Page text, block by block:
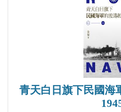
第四章 第二期生獲任國民
第一節 獲《國民政府公
第二節 第二期生獲頒青
第三節 第二期生參與黃
青天白日旗下民國海